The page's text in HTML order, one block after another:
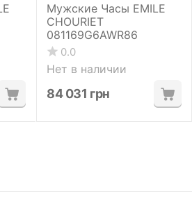
Мужские Часы EMILE
CHOURIET
081169G6AWR86
0.0
Нет в наличии
84 031 грн